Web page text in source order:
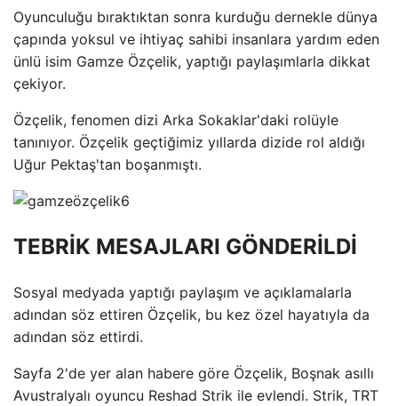
Oyunculuğu bıraktıktan sonra kurduğu dernekle dünya
çapında yoksul ve ihtiyaç sahibi insanlara yardım eden
ünlü isim Gamze Özçelik, yaptığı paylaşımlarla dikkat
çekiyor.
Özçelik, fenomen dizi Arka Sokaklar'daki rolüyle
tanınıyor. Özçelik geçtiğimiz yıllarda dizide rol aldığı
Uğur Pektaş'tan boşanmıştı.
TEBRİK MESAJLARI GÖNDERİLDİ
Sosyal medyada yaptığı paylaşım ve açıklamalarla
adından söz ettiren Özçelik, bu kez özel hayatıyla da
adından söz ettirdi.
Sayfa 2'de yer alan habere göre Özçelik, Boşnak asıllı
Avustralyalı oyuncu Reshad Strik ile evlendi. Strik, TRT